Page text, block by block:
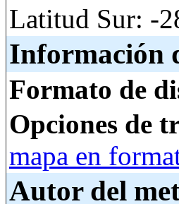
Latitud Sur: -
Información
Formato de
Opciones de
mapa en
Autor del